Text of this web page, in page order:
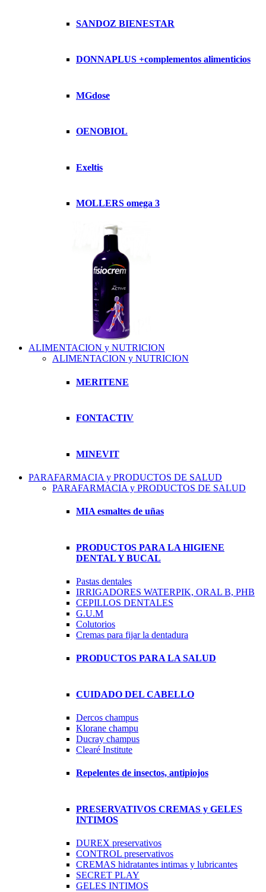
SANDOZ BIENESTAR
DONNAPLUS +complementos alimenticios
MGdose
OENOBIOL
Exeltis
MOLLERS omega 3
ALIMENTACION y NUTRICION
ALIMENTACION y NUTRICION
MERITENE
FONTACTIV
MINEVIT
PARAFARMACIA y PRODUCTOS DE SALUD
PARAFARMACIA y PRODUCTOS DE SALUD
MIA esmaltes de uñas
PRODUCTOS PARA LA HIGIENE
DENTAL Y BUCAL
Pastas dentales
IRRIGADORES WATERPIK, ORAL B, PHB
CEPILLOS DENTALES
G.U.M
Colutorios
Cremas para fijar la dentadura
PRODUCTOS PARA LA SALUD
CUIDADO DEL CABELLO
Dercos champus
Klorane champu
Ducray champus
Clearé Institute
Repelentes de insectos, antipiojos
PRESERVATIVOS CREMAS y GELES
INTIMOS
DUREX preservativos
CONTROL preservativos
CREMAS hidratantes intimas y lubricantes
SECRET PLAY
GELES INTIMOS